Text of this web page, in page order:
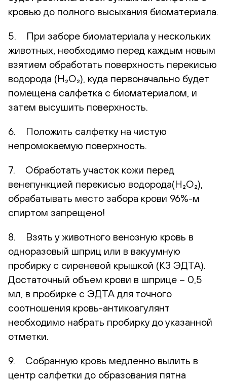
кровью до полного высыхания биоматериала.
5. При заборе биоматериала у нескольких
животных, необходимо перед каждым новым
взятием обработать поверхность перекисью
водорода (H₂O₂), куда первоначально будет
помещена салфетка с биоматериалом, и
затем высушить поверхность.
6. Положить салфетку на чистую
непромокаемую поверхность.
7. Обработать участок кожи перед
венепункцией перекисью водорода(H₂O₂),
обрабатывать место забора крови 96%-м
спиртом запрещено!
8. Взять у животного венозную кровь в
одноразовый шприц или в вакуумную
пробирку с сиреневой крышкой (К3 ЭДТА).
Достаточный объем крови в шприце – 0,5
мл, в пробирке с ЭДТА для точного
соотношения кровь-антикоагулянт
необходимо набрать пробирку до указанной
отметки.
9. Собранную кровь медленно вылить в
центр салфетки до образования пятна